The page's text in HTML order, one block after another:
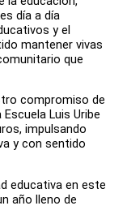
día a día
y el
mantener vivas
que
compromiso de
Luis Uribe
impulsando
y con sentido
educativa en este
año lleno de